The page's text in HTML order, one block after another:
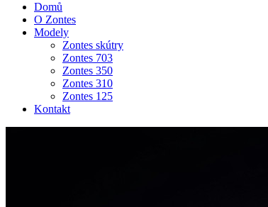
Domů
O Zontes
Modely
Zontes skútry
Zontes 703
Zontes 350
Zontes 310
Zontes 125
Kontakt